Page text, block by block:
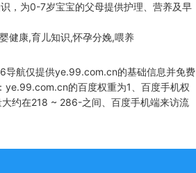
，为0-7岁宝宝的父母提供护理、营养及早
健康,育儿知识,怀孕分娩,喂养
导航仅提供ye.99.com.cn的基础信息并免费
ye.99.com.cn的百度权重为1、百度手机权
约在218 ~ 286-之间、百度手机端来访流